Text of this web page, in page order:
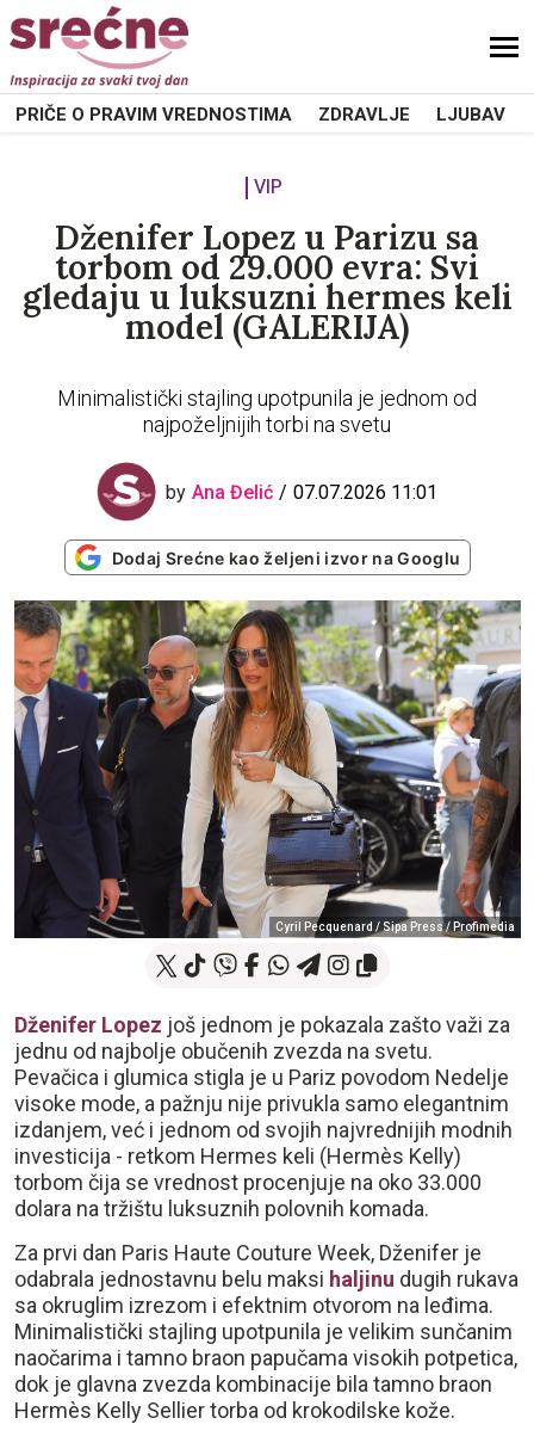
PRIČE O PRAVIM VREDNOSTIMA ZDRAVLJE LJUBAV
VIP
Dženifer Lopez u Parizu sa
torbom od 29.000 evra: Svi
gledaju u luksuzni hermes keli
model (GALERIJA)
Minimalistički stajling upotpunila je jednom od
najpoželjnijih torbi na svetu
by Ana Đelić 07.07.2026 11:01
Dodaj Srećne kao željeni izvor na Googlu
Cyril Pecquenard / Sipa Press / Profimedia
Dženifer Lopez još jednom je pokazala zašto važi za
jednu od najbolje obučenih zvezda na svetu.
Pevačica i glumica stigla je u Pariz povodom Nedelje
visoke mode, a pažnju nije privukla samo elegantnim
izdanjem, već i jednom od svojih najvrednijih modnih
investicija - retkom Hermes keli (Hermès Kelly)
torbom čija se vrednost procenjuje na oko 33.000
dolara na tržištu luksuznih polovnih komada.
Za prvi dan Paris Haute Couture Week, Dženifer je
odabrala jednostavnu belu maksi haljinu dugih rukava
sa okruglim izrezom i efektnim otvorom na leđima.
Minimalistički stajling upotpunila je velikim sunčanim
naočarima i tamno braon papučama visokih potpetica,
dok je glavna zvezda kombinacije bila tamno braon
Hermès Kelly Sellier torba od krokodilske kože.